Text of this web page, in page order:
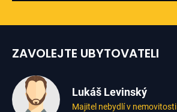
ZAVOLEJTE UBYTOVATELI
Lukáš Levinský
Majitel nebydlí v nemovitosti